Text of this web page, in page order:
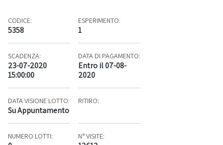
CODICE:
5358
ESPERIMENTO:
1
SCADENZA:
23-07-2020
15:00:00
DATA DI PAGAMENTO:
Entro il 07-08-
2020
DATA VISIONE LOTTO:
Su Appuntamento
RITIRO:
NUMERO LOTTI: N° VISITE: